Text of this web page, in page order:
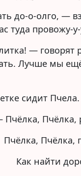
до-о-олго, —
туда провожу-
— говорят
Лучше мы
сидит
Пчёлка, Пчёлка,
Пчёлка, Пчёлка,
Как найти